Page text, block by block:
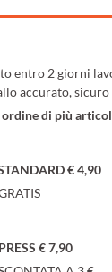
entro 2 giorni
accurato,
di più
€ 4,90
€ 7,90